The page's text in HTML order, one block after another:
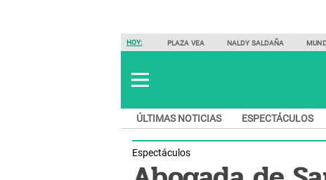
HOY: PLAZA VEA NALDY SALDAÑA
ÚLTIMAS NOTICIAS ESPECTÁCULOS
Espectáculos